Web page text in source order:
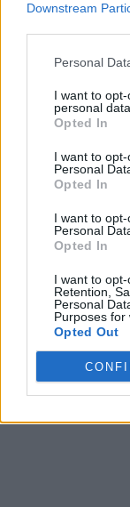
Downstream
Personal
I want to
personal data.
Opted In
I want to
Personal
Opted In
I want to
Personal
Opted In
I want to opt-
Retention,
Personal
Purposes for
Opted Out
TAGS Italpress
Facebook
Papa, Tajani “Ci
suo forte messaggio
STAY
9,253